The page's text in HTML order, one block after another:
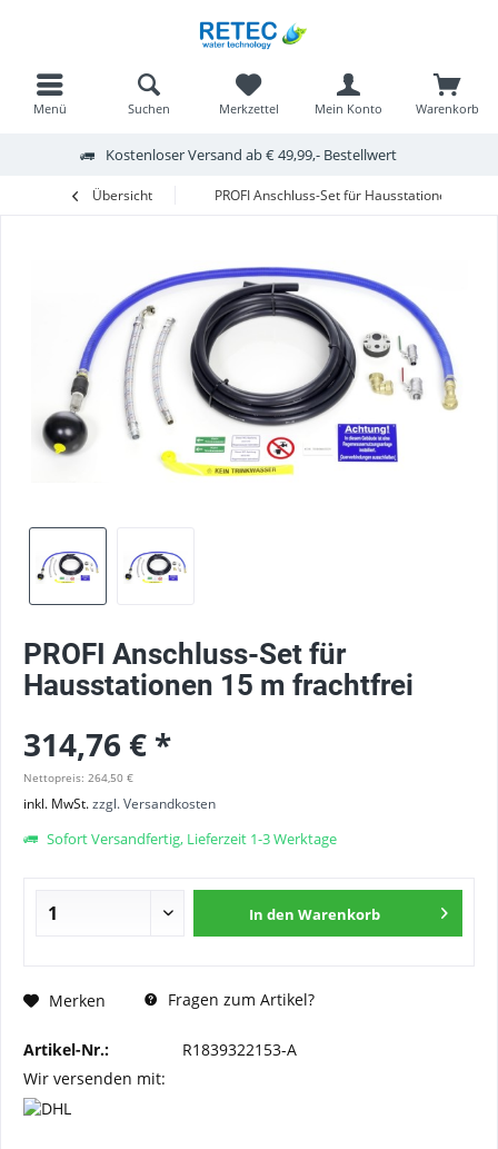
Kostenloser Versand ab € 49,99,- Bestellwert
Menü Warenkorb
Merkzettel Mein Konto
Suchen
Übersicht PROFI Anschluss-Set für Hausstationen 15 m
PROFI Anschluss-Set für
Hausstationen 15 m frachtfrei
314,76 € *
Nettopreis: 264,50 €
inkl. MwSt.zzgl. Versandkosten
Sofort Versandfertig, Lieferzeit 1-3 Werktage
In den Warenkorb
Merken Fragen zum Artikel?
Artikel-Nr.:
R1839322153-A
Wir versenden mit: